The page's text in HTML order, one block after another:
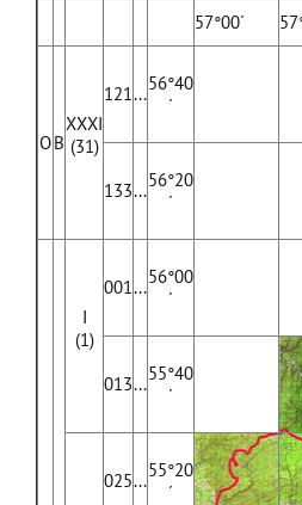
57°00´
ОВ
XXXI
(31)
121...56°40
´
133...56°20
´
I
(1)
001...56°00
´
013...55°40
´
025...55°20
´